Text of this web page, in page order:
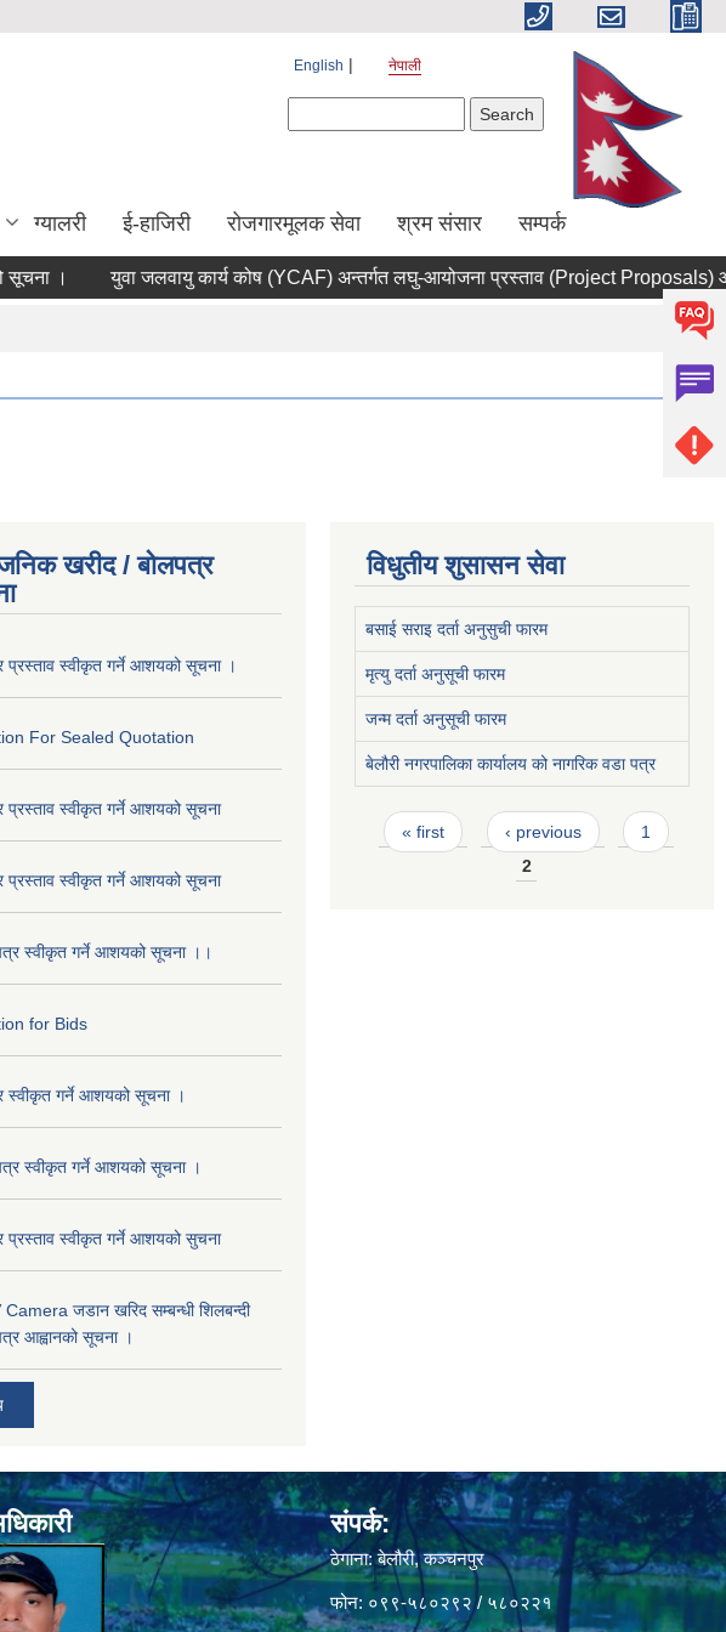
English नेपाली
ग्यालरी ई-हाजिरी रोजगारमूलक सेवा श्रम संसार सम्पर्क
। युवा जलवायु कार्य कोष (YCAF) अन्तर्गत लघु-आयोजना प्रस्ताव (Project Proposals)
खरीद / बोलपत्र
प्रस्ताव स्वीकृत गर्ने आशयको सूचना ।
For Sealed Quotation
प्रस्ताव स्वीकृत गर्ने आशयको सूचना
प्रस्ताव स्वीकृत गर्ने आशयको सूचना
स्वीकृत गर्ने आशयको सूचना ।।
for Bids
स्वीकृत गर्ने आशयको सूचना ।
स्वीकृत गर्ने आशयको सूचना ।
प्रस्ताव स्वीकृत गर्ने आशयको सुचना
जडान खरिद सम्बन्धी शिलबन्दी
आह्वानको सूचना ।
विधुतीय शुसासन सेवा
बसाई सराइ दर्ता अनुसुची फारम
मृत्यु दर्ता अनुसूची फारम
जन्म दर्ता अनुसूची फारम
बेलौरी नगरपालिका कार्यालय को नागरिक वडा पत्र
Pages
« first ‹ previous
1
2
संपर्क:
ठेगाना: बेलौरी, कञ्चनपुर
फोन: ०९९-५८०२९२ / ५८०२२१